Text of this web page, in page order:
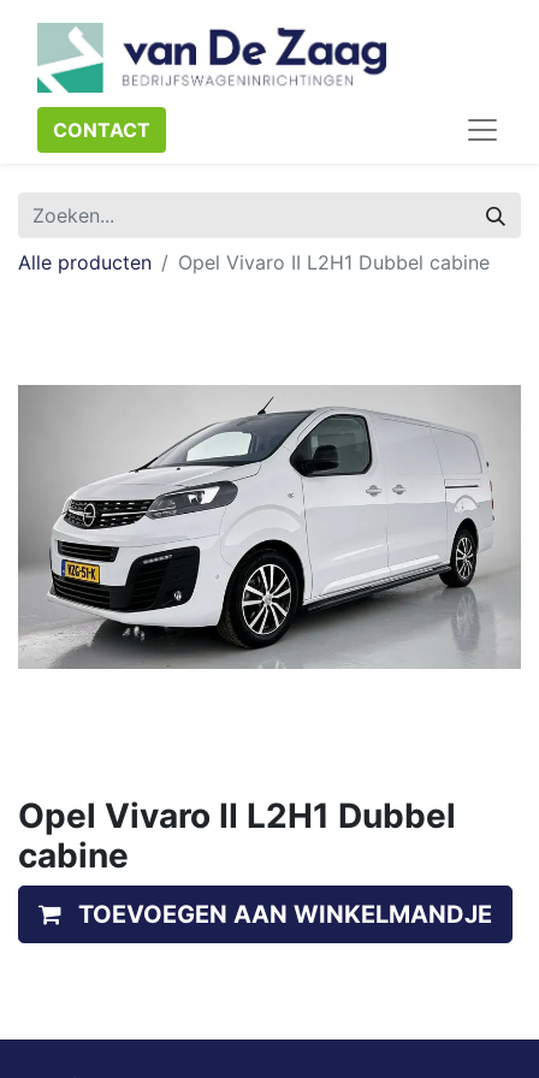
CONTACT​​​​
Alle producten Opel Vivaro II L2H1 Dubbel cabine
Opel Vivaro II L2H1 Dubbel
cabine
TOEVOEGEN AAN WINKELMANDJE